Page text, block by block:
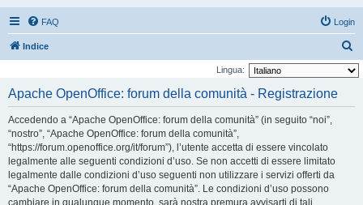
FAQ Login
Indice
e
Lingua:
Apache OpenOffice: forum della comunità - Registrazione
Accedendo a “Apache OpenOffice: forum della comunità” (in seguito “noi”,
“nostro”, “Apache OpenOffice: forum della comunità”,
“https://forum.openoffice.org/it/forum”), l’utente accetta di essere vincolato
legalmente alle seguenti condizioni d’uso. Se non accetti di essere limitato
legalmente dalle condizioni d’uso seguenti non utilizzare i servizi offerti da
“Apache OpenOffice: forum della comunità”. Le condizioni d’uso possono
cambiare in qualunque momento, sarà nostra premura avvisarti di tali